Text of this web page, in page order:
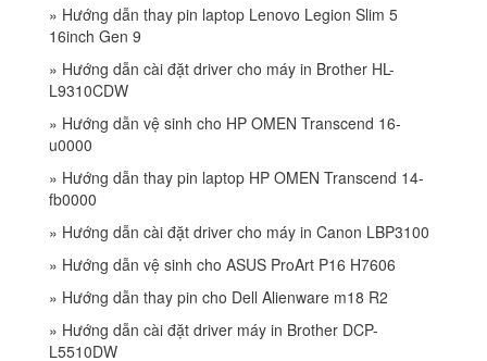
» Hướng dẫn thay pin laptop Lenovo Legion Slim 5
16inch Gen 9
» Hướng dẫn cài đặt driver cho máy in Brother HL-
L9310CDW
» Hướng dẫn vệ sinh cho HP OMEN Transcend 16-
u0000
» Hướng dẫn thay pin laptop HP OMEN Transcend 14-
fb0000
» Hướng dẫn cài đặt driver cho máy in Canon LBP3100
» Hướng dẫn vệ sinh cho ASUS ProArt P16 H7606
» Hướng dẫn thay pin cho Dell Alienware m18 R2
» Hướng dẫn cài đặt driver máy in Brother DCP-
L5510DW